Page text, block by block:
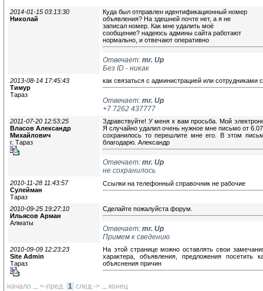
2014-01-15 03:13:30
Николай
Куда был отправлен идентификационный номер
объявления? На здешней почте нет, а я не
записал номер. Как мне удалить моё
сообщение? надеюсь админы сайта работают
нормально, и отвечают оперативно
Отвечает: mr. Up
Без ID - никак
2013-08-14 17:45:43
Тимур
Тараз
как связаться с администрацией или сотрудниками
Отвечает: mr. Up
+7 7262 437777
2011-07-20 12:53:25
Власов Александр
Михайлович
г. Тараз
Здравствуйте! У меня к вам просьба. Мой
Я случайно удалил очень нужное мне письмо от
сохранилось то перешлите мне его. В этом
благодарю. Александр
Отвечает: mr. Up
не сохранилось
2010-11-28 11:43:57
Сулейман
Тараз
Ссылки на телефонный справочник не рабочие
2010-09-25 19:27:10
Ильясов Арман
Алматы
Сделайте пожалуйста форум.
Отвечает: mr. Up
Примем к сведению
2010-09-09 12:23:23
Site Admin
Тараз
На этой странице можно оставлять свои
характера, объявления, предложения посетить
объяснения причин
начало ... <-пред. 1 след.-> ... конец